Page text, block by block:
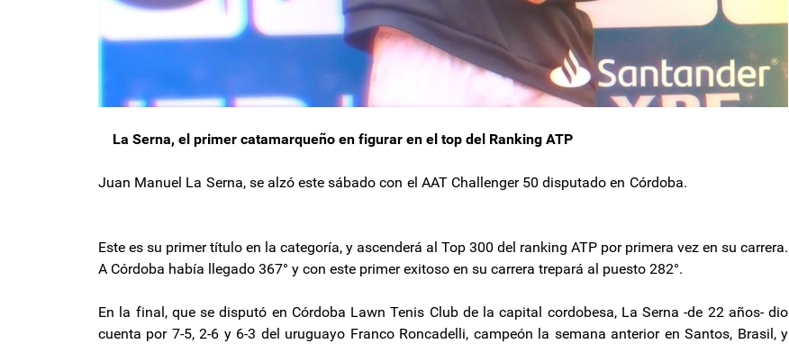
La Serna, el primer catamarqueño en figurar en el top del Ranking ATP
Juan Manuel La Serna, se alzó este sábado con el AAT Challenger 50 disputado en Córdoba.
Este es su primer título en la categoría, y ascenderá al Top 300 del ranking ATP por primera vez en su carrera.
A Córdoba había llegado 367° y con este primer exitoso en su carrera trepará al puesto 282°.
En la final, que se disputó en Córdoba Lawn Tenis Club de la capital cordobesa, La Serna -de 22 años- dio
cuenta por 7-5, 2-6 y 6-3 del uruguayo Franco Roncadelli, campeón la semana anterior en Santos, Brasil, y